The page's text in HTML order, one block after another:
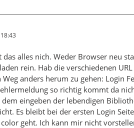
das alles nich. Weder Browser neu
rein. Hab die verschiedenen
anders herum zu gehen: Login
so richtig kommt da
dem eingeben der lebendigen
Es bleibt bei der ersten Login
geht. Ich kann mir nicht